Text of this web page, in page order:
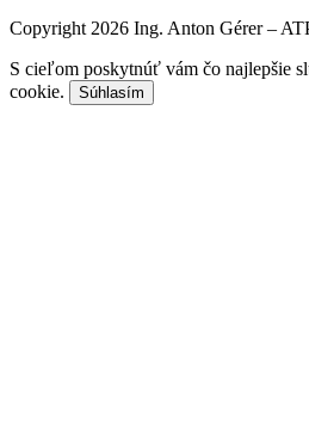
Copyright 2026 Ing. Anton Gérer –
S cieľom poskytnúť vám čo najlepšie
cookie.
Súhlasím